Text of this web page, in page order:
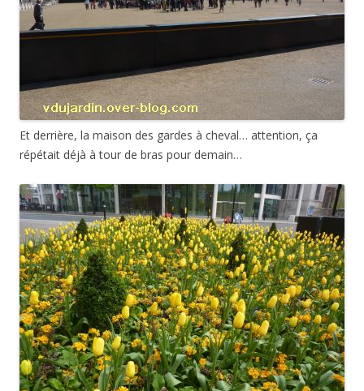
Et derrière, la maison des gardes à cheval… attention, ça
répétait déjà à tour de bras pour demain…